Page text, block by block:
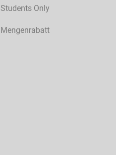
Students Only
Mengenrabatt